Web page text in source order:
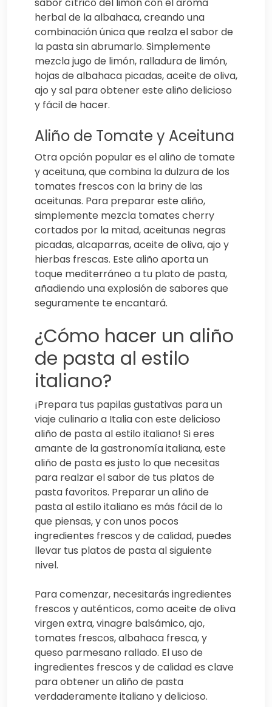
herbal de la albahaca, creando una
combinación única que realza el sabor de
la pasta sin abrumarlo. Simplemente
mezcla jugo de limón, ralladura de limón,
hojas de albahaca picadas, aceite de oliva,
ajo y sal para obtener este aliño delicioso
y fácil de hacer.
Aliño de Tomate y Aceituna
Otra opción popular es el aliño de tomate
y aceituna, que combina la dulzura de los
tomates frescos con la briny de las
aceitunas. Para preparar este aliño,
simplemente mezcla tomates cherry
cortados por la mitad, aceitunas negras
picadas, alcaparras, aceite de oliva, ajo y
hierbas frescas. Este aliño aporta un
toque mediterráneo a tu plato de pasta,
añadiendo una explosión de sabores que
seguramente te encantará.
¿Cómo hacer un aliño
de pasta al estilo
italiano?
¡Prepara tus papilas gustativas para un
viaje culinario a Italia con este delicioso
aliño de pasta al estilo italiano! Si eres
amante de la gastronomía italiana, este
aliño de pasta es justo lo que necesitas
para realzar el sabor de tus platos de
pasta favoritos. Preparar un aliño de
pasta al estilo italiano es más fácil de lo
que piensas, y con unos pocos
ingredientes frescos y de calidad, puedes
llevar tus platos de pasta al siguiente
nivel.
Para comenzar, necesitarás ingredientes
frescos y auténticos, como aceite de oliva
virgen extra, vinagre balsámico, ajo,
tomates frescos, albahaca fresca, y
queso parmesano rallado. El uso de
ingredientes frescos y de calidad es clave
para obtener un aliño de pasta
verdaderamente italiano y delicioso.